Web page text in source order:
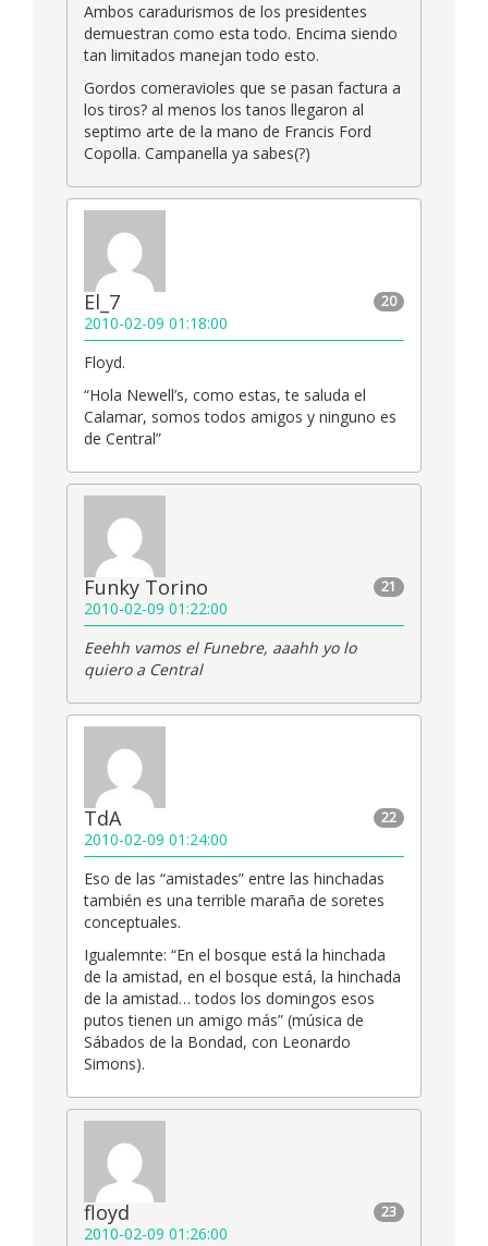
Ambos caradurismos de los presidentes
demuestran como esta todo. Encima siendo
tan limitados manejan todo esto.
Gordos comeravioles que se pasan factura a
los tiros? al menos los tanos llegaron al
septimo arte de la mano de Francis Ford
Copolla. Campanella ya sabes(?)
20
El_7
2010-02-09 01:18:00
Floyd.
“Hola Newell’s, como estas, te saluda el
Calamar, somos todos amigos y ninguno es
de Central”
21
Funky Torino
2010-02-09 01:22:00
Eeehh vamos el Funebre, aaahh yo lo
quiero a Central
22
TdA
2010-02-09 01:24:00
Eso de las “amistades” entre las hinchadas
también es una terrible maraña de soretes
conceptuales.
Igualemnte: “En el bosque está la hinchada
de la amistad, en el bosque está, la hinchada
de la amistad… todos los domingos esos
putos tienen un amigo más” (música de
Sábados de la Bondad, con Leonardo
Simons).
23
floyd
2010-02-09 01:26:00